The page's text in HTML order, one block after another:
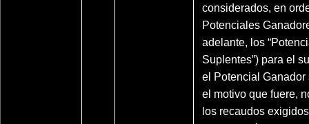
considerados, en
Potenciales
adelante, los
Suplentes”) para el
el Potencial
el motivo que fuere,
los recaudos